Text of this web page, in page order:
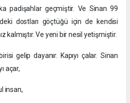
padişahlar geçmiştir. Ve Sinan 99
dostları göçtüğü için de kendisi
kalmıştır. Ve yeni bir nesil yetişmiştir.
gelip dayanır. Kapıyı çalar. Sinan
açar,
insan,